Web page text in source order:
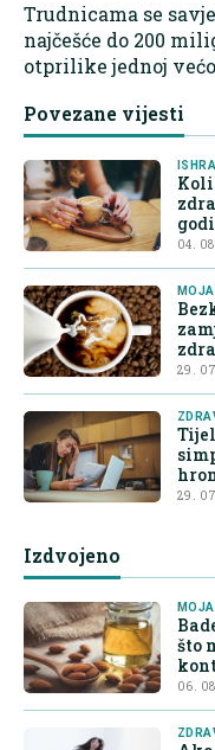
Trudnicama se
najčešće do 200
otprilike jednoj
Povezane vijesti
04.
29.
29.
Izdvojeno
što
06.